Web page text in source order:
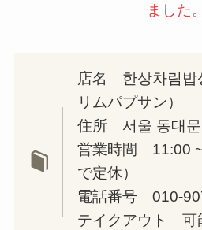
ました。
店名 한상차림밥
リムパプサン）
住所 서울 동대문
営業時間 11:00
で定休）
電話番号 010-
テイクアウト 可